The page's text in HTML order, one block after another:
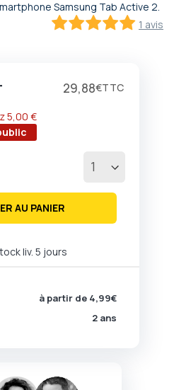
Samsung Tab Active 2.
1 avis
29,88€
5,00 €
liv. 5 jours
à partir de 4,99€
2 ans
AU PANIER